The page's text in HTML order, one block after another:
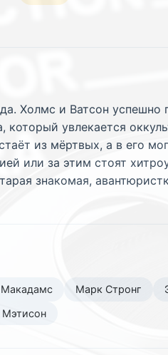
Холмс и Ватсон
который увлекается
из мёртвых, а в его
или за этим стоят
знакомая,
Макадамс Марк Стронг
Мэтисон